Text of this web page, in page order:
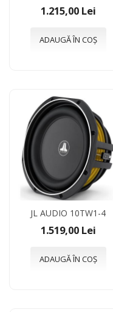
1.215,00 Lei
ADAUGĂ ÎN COȘ
JL AUDIO 10TW1-4
1.519,00 Lei
ADAUGĂ ÎN COȘ